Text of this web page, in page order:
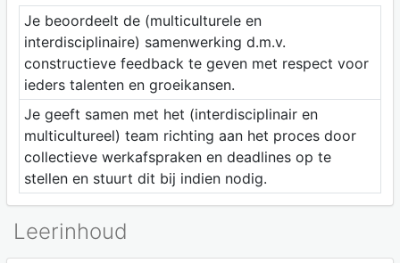
Je beoordeelt de (multiculturele en
interdisciplinaire) samenwerking d.m.v.
constructieve feedback te geven met respect voor
ieders talenten en groeikansen.
Je geeft samen met het (interdisciplinair en
multicultureel) team richting aan het proces door
collectieve werkafspraken en deadlines op te
stellen en stuurt dit bij indien nodig.
Leerinhoud